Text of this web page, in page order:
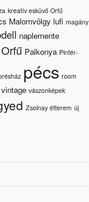
kreatív esküvő Orfű
Malomvölgy lufi magány
naplemente
Orfű Palkonya Pintér-
pécs room
vintage vászonképek
Zsolnay étterem új